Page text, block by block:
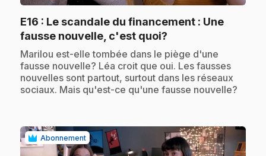
E16 : Le scandale du financement : Une
fausse nouvelle, c'est quoi?
.Marilou est-elle tombée dans le piège d'une
fausse nouvelle? Léa croit que oui. Les fausses
nouvelles sont partout, surtout dans les réseaux
sociaux. Mais qu'est-ce qu'une fausse nouvelle?
Abonnement